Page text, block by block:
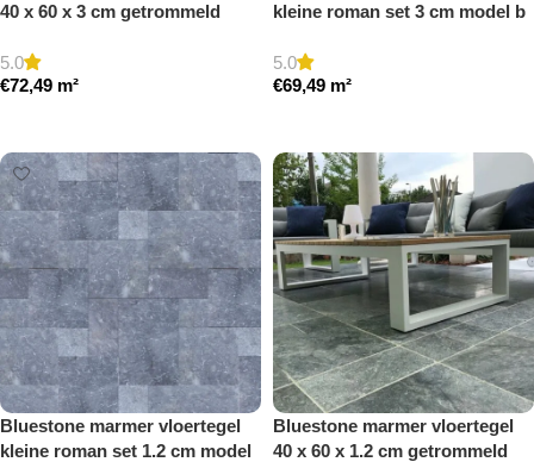
40 x 60 x 3 cm getrommeld
5.0
€72,49 m²
kleine roman set 3 cm model b
5.0
€69,49 m²
Bluestone marmer vloertegel
kleine roman set 1.2 cm model
Bluestone marmer vloertegel
40 x 60 x 1.2 cm getrommeld